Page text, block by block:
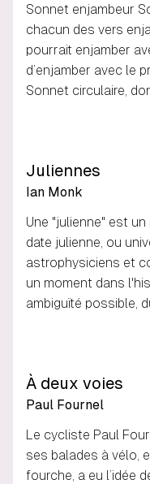
Sonnet enjambeur
chacun des vers
pourrait enjamber
d’enjamber avec le
Sonnet circulaire,
Juliennes
Ian Monk
Une "julienne" est
date julienne, ou
astrophysiciens et
un moment dans
ambiguïté possible,
À deux voies
Paul Fournel
Le cycliste Paul
ses balades à vélo,
fourche, a eu l’idée